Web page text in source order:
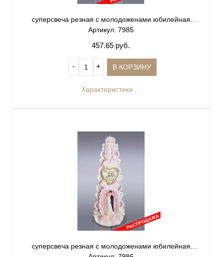
суперсвеча резная с молодоженами юбилейная
персиковая 50
Артикул: 7985
457.65 руб.
‐ + В КОРЗИНУ
Характеристики ...
суперсвеча резная с молодоженами юбилейная